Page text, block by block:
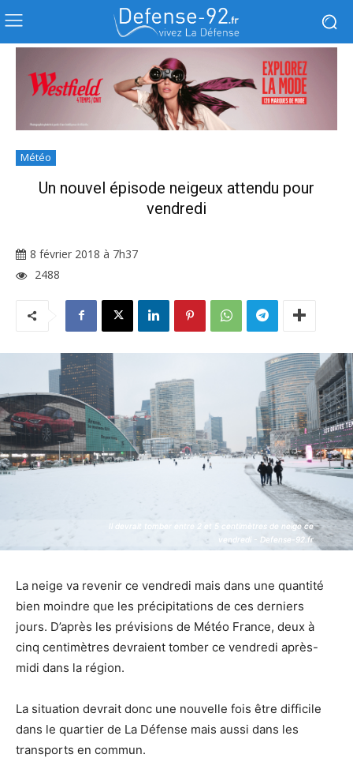
Météo
Un nouvel épisode neigeux attendu pour
vendredi
8 février 2018 à 7h37
2488
Il devrait tomber entre 2 et 5 centimètres de neige ce
vendredi - Defense-92.fr
Il devrait tomber entre 2 et 5 centimètres de neige ce
vendredi - Defense-92.fr
La neige va revenir ce vendredi mais dans une quantité
bien moindre que les précipitations de ces derniers
jours. D’après les prévisions de Météo France, deux à
cinq centimètres devraient tomber ce vendredi après-
midi dans la région.
La situation devrait donc une nouvelle fois être difficile
dans le quartier de La Défense mais aussi dans les
transports en commun.